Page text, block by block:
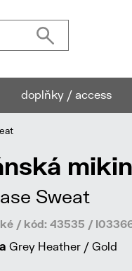
doplňky / access
Sweat
/ kód: 43535 /
Grey Heather / Gold